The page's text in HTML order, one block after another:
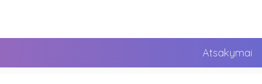
Atsakymai